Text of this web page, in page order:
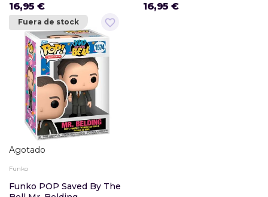
16,95 € 16,95 €
favorite_border
Fuera de stock
Agotado
Funko
Funko POP Saved By The